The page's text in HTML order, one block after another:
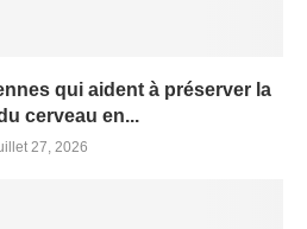
qui aident à préserver la
cerveau en...
27, 2026